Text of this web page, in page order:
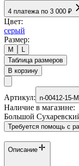
4 платежа по 3 000 ₽
Цвет:
серый
Размер:
M
L
Таблица размеров
В корзину
Артикул: n-00412-15-M
Наличие в магазине:
Большой
Требуется помощь с
Описание